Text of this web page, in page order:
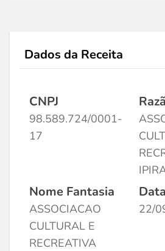
Dados da Receita
CNPJ
98.589.724/0001-
17
Nome Fantasia
ASSOCIACAO
CULTURAL E
RECREATIVA
22/